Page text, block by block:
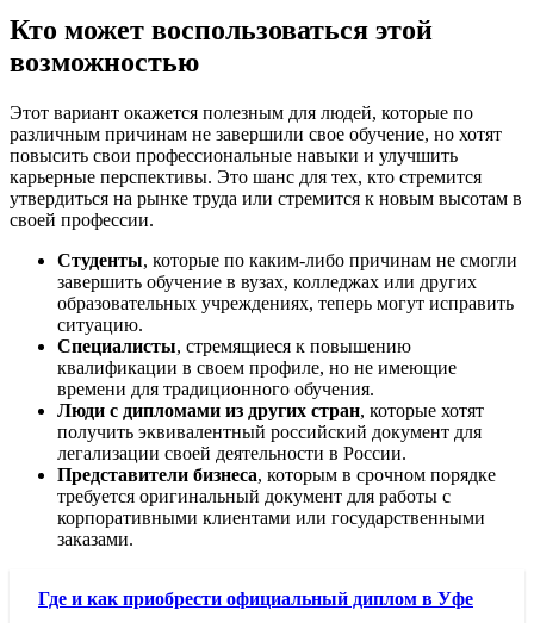
Кто может воспользоваться этой
возможностью
Этот вариант окажется полезным для людей, которые по
различным причинам не завершили свое обучение, но хотят
повысить свои профессиональные навыки и улучшить
карьерные перспективы. Это шанс для тех, кто стремится
утвердиться на рынке труда или стремится к новым высотам в
своей профессии.
Студенты, которые по каким-либо причинам не смогли
завершить обучение в вузах, колледжах или других
образовательных учреждениях, теперь могут исправить
ситуацию.
Специалисты, стремящиеся к повышению
квалификации в своем профиле, но не имеющие
времени для традиционного обучения.
Люди с дипломами из других стран, которые хотят
получить эквивалентный российский документ для
легализации своей деятельности в России.
Представители бизнеса, которым в срочном порядке
требуется оригинальный документ для работы с
корпоративными клиентами или государственными
заказами.
Где и как приобрести официальный диплом в Уфе